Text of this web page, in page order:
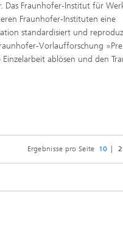
Das Fraunhofer-Institut für
Fraunhofer-Instituten eine
standardisiert und
Vorlaufforschung
ablösen und den
Ergebnisse pro Seite 10